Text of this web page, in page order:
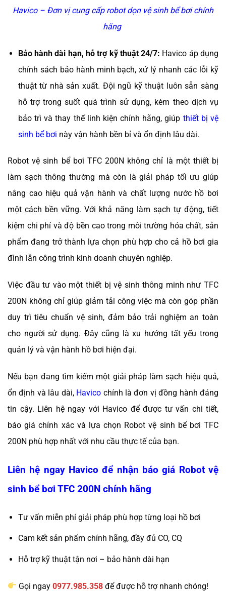
Havico – Đơn vị cung cấp robot dọn vệ sinh bể bơi chính
hãng
Bảo hành dài hạn, hỗ trợ kỹ thuật 24/7: Havico áp dụng
chính sách bảo hành minh bạch, xử lý nhanh các lỗi kỹ
thuật từ nhà sản xuất. Đội ngũ kỹ thuật luôn sẵn sàng
hỗ trợ trong suốt quá trình sử dụng, kèm theo dịch vụ
bảo trì và thay thế linh kiện chính hãng, giúp thiết bị vệ
sinh bể bơi này vận hành bền bỉ và ổn định lâu dài.
Robot vệ sinh bể bơi TFC 200N không chỉ là một thiết bị
làm sạch thông thường mà còn là giải pháp tối ưu giúp
nâng cao hiệu quả vận hành và chất lượng nước hồ bơi
một cách bền vững. Với khả năng làm sạch tự động, tiết
kiệm chi phí và độ bền cao trong môi trường hóa chất, sản
phẩm đang trở thành lựa chọn phù hợp cho cả hồ bơi gia
đình lẫn công trình kinh doanh chuyên nghiệp.
Việc đầu tư vào một thiết bị vệ sinh thông minh như TFC
200N không chỉ giúp giảm tải công việc mà còn góp phần
duy trì tiêu chuẩn vệ sinh, đảm bảo trải nghiệm an toàn
cho người sử dụng. Đây cũng là xu hướng tất yếu trong
quản lý và vận hành hồ bơi hiện đại.
Nếu bạn đang tìm kiếm một giải pháp làm sạch hiệu quả,
ổn định và lâu dài, Havico chính là đơn vị đồng hành đáng
tin cậy. Liên hệ ngay với Havico để được tư vấn chi tiết,
báo giá chính xác và lựa chọn Robot vệ sinh bể bơi TFC
200N phù hợp nhất với nhu cầu thực tế của bạn.
Liên hệ ngay Havico để nhận báo giá Robot vệ
sinh bể bơi TFC 200N chính hãng
Tư vấn miễn phí giải pháp phù hợp từng loại hồ bơi
Cam kết sản phẩm chính hãng, đầy đủ CO, CQ
Hỗ trợ kỹ thuật tận nơi – bảo hành dài hạn
Gọi ngay0977.985.358 để được hỗ trợ nhanh chóng!